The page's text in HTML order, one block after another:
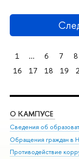
1 ... 6 7 8
16
17 18 19
О КАМПУСЕ
Сведения об
Обращения граждан
Противодействие